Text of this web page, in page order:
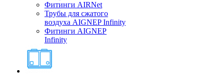
Фитинги AIRNet
Трубы для сжатого
воздуха AIGNEP Infinity
Фитинги AIGNEP
Infinity